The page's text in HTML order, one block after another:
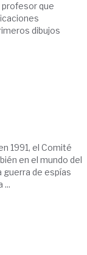
profesor que
dibujos
1991, el Comité
en el mundo del
guerra de espías
...